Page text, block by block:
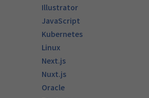
Illustrator
JavaScript
Kubernetes
Linux
Next.js
Nuxt.js
Oracle